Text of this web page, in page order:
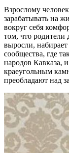
Взрослому
зарабатывать на
вокруг себя
том, что родители
выросли,
сообщества, где
народов Кавказа,
краеугольным
преобладают над